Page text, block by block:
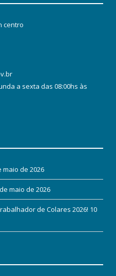
centro
a sexta das 08:00hs às
maio de 2026
maio de 2026
de Colares 2026! 10